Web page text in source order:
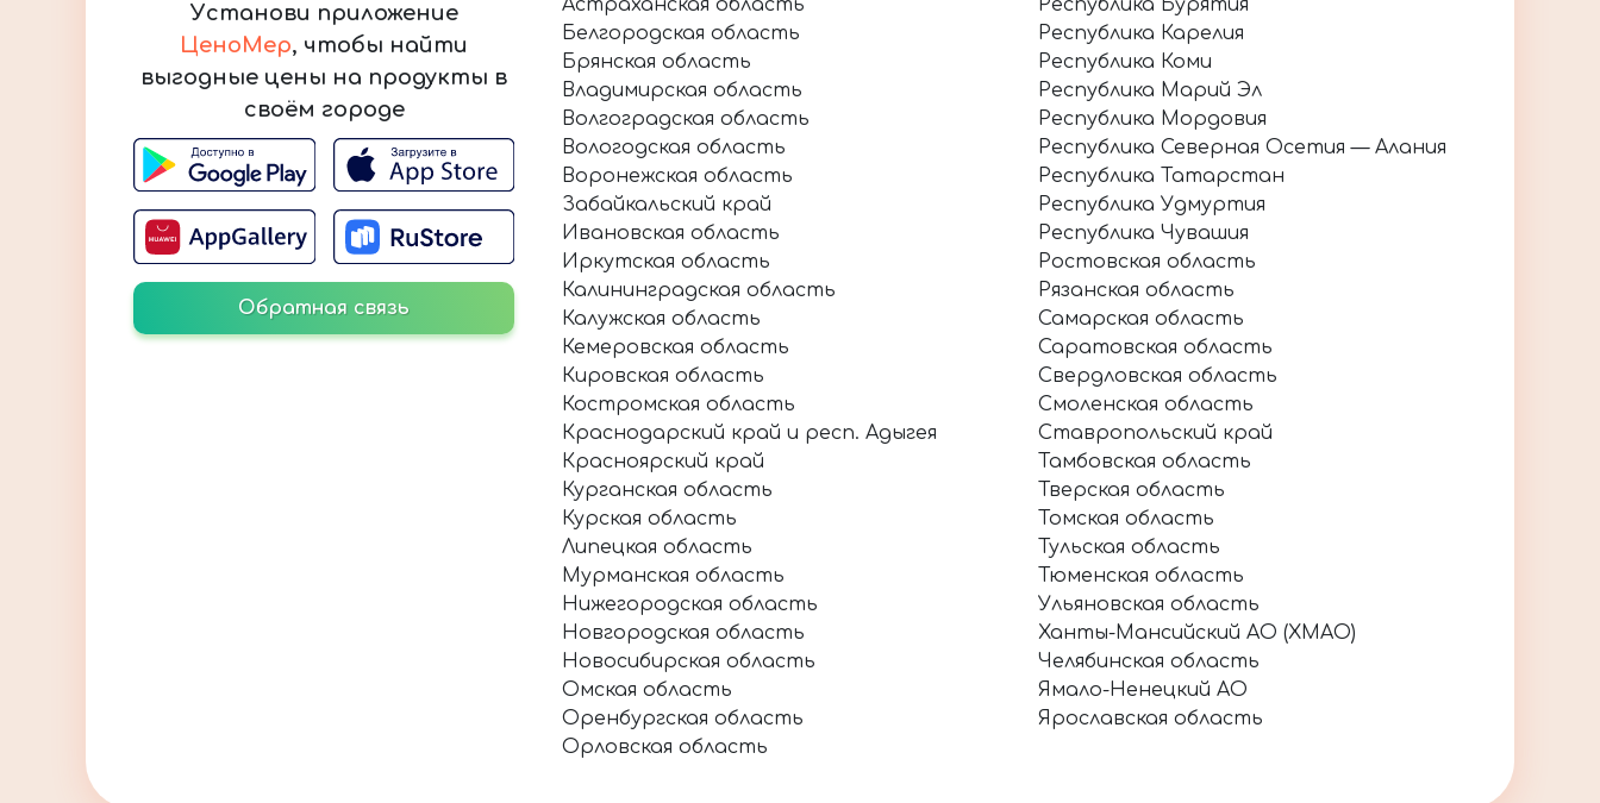
Установи приложение
ЦеноМер, чтобы найти
выгодные цены на продукты в
своём городе
Обратная связь
Астраханская область
Белгородская область
Брянская область
Владимирская область
Волгоградская область
Вологодская область
Воронежская область
Забайкальский край
Ивановская область
Иркутская область
Калининградская область
Калужская область
Кемеровская область
Кировская область
Костромская область
Краснодарский край и респ. Адыгея
Красноярский край
Курганская область
Курская область
Липецкая область
Мурманская область
Нижегородская область
Новгородская область
Новосибирская область
Омская область
Оренбургская область
Орловская область
Республика Бурятия
Республика Карелия
Республика Коми
Республика Марий Эл
Республика Мордовия
Республика Северная Осетия — Алания
Республика Татарстан
Республика Удмуртия
Республика Чувашия
Ростовская область
Рязанская область
Самарская область
Саратовская область
Свердловская область
Смоленская область
Ставропольский край
Тамбовская область
Тверская область
Томская область
Тульская область
Тюменская область
Ульяновская область
Ханты-Мансийский АО (ХМАО)
Челябинская область
Ямало-Ненецкий АО
Ярославская область